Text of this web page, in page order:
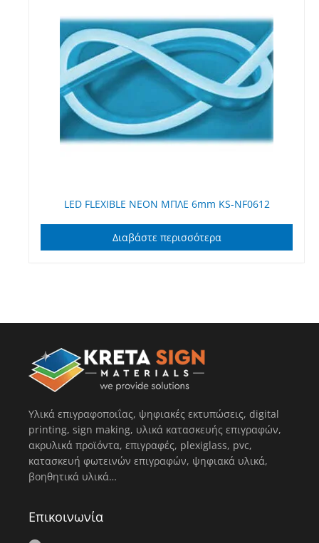
LED FLEXIBLE NEON ΜΠΛΕ 6mm KS-NF0612
Διαβάστε περισσότερα
Υλικά επιγραφοποιΐας, ψηφιακές εκτυπώσεις, digital
printing, sign making, υλικά κατασκευής επιγραφών,
ακρυλικά προϊόντα, επιγραφές, plexiglass, pvc,
κατασκευή φωτεινών επιγραφών, ψηφιακά υλικά,
βοηθητικά υλικά…
Επικοινωνία